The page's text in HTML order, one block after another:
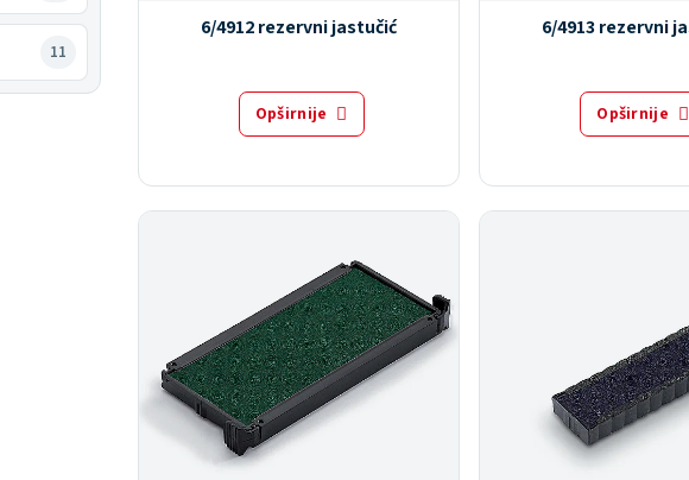
11
6/4912 rezervni jastučić
Opširnije
6/4913 rezervni
Opširnije